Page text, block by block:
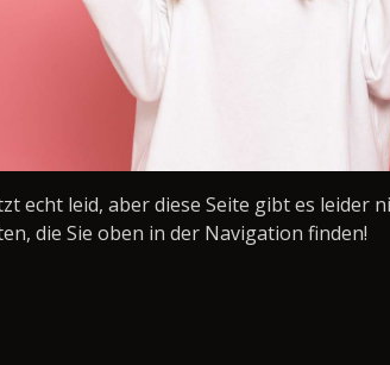
echt leid, aber diese Seite gibt es leider
die Sie oben in der Navigation finden!